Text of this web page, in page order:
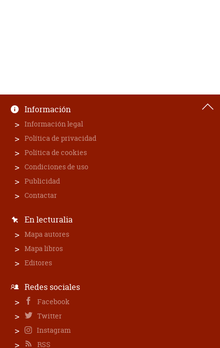
Información
Información legal
Política de privacidad
Política de cookies
Condiciones de uso
Publicidad
Contactar
En lecturalia
Mapa autores
Mapa libros
Editores
Redes sociales
Facebook
Twitter
Instagram
RSS